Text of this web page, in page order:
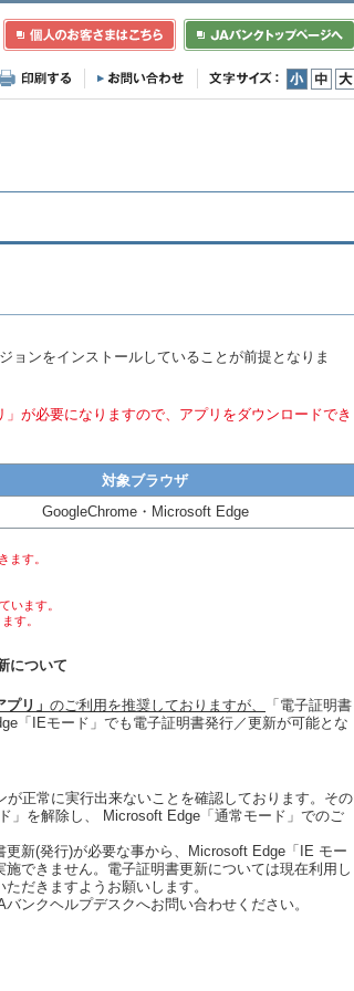
小 中 大
ョンをインストールしていることが前提となりま
が必要になりますので、アプリをダウンロードでき
対象ブラウザ
GoogleChrome・Microsoft Edge
ます。
います。
す。
について
リ」 のご利用を推奨しておりますが、
「電子証明書
「IEモード」でも電子証明書発行／更新が可能とな
正常に実行出来ないことを確認しております。その
」を解除し、 Microsoft Edge「通常モード」でのご
新(発行)が必要な事から、Microsoft Edge「IE モー
できません。電子証明書更新については現在利用し
だきますようお願いします。
ンクヘルプデスクへお問い合わせください。